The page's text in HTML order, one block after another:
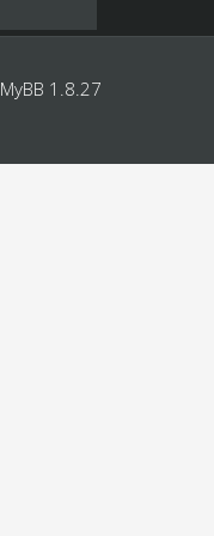
MyBB 1.8.27